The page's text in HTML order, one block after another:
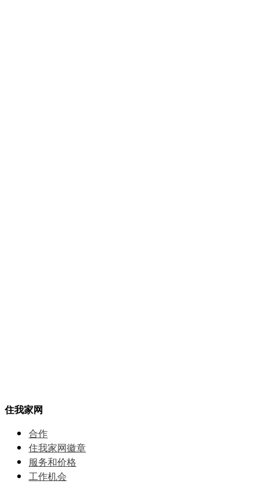
住我家网
合作
住我家网徽章
服务和价格
⼯作机会